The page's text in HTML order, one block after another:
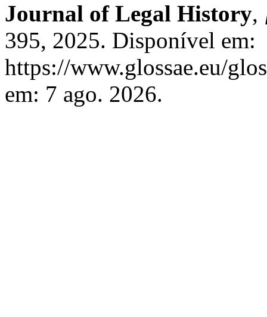
Journal of Legal History,
395, 2025. Disponível em:
https://www.glossae.eu/
em: 7 ago. 2026.